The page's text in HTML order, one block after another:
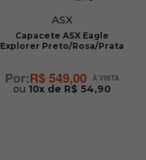
ASX
Capacete ASX Eagle
Explorer Preto/Rosa/Prata
R$ 549,00
ou 10x de R$ 54,90